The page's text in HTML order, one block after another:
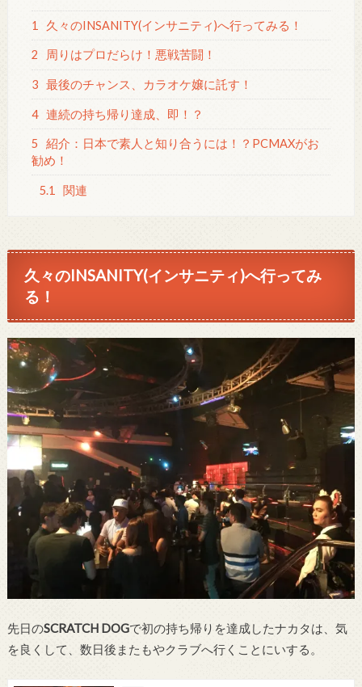
1 久々のINSANITY(インサニティ)へ行ってみる！
2 周りはプロだらけ！悪戦苦闘！
3 最後のチャンス、カラオケ嬢に託す！
4 連続の持ち帰り達成、即！？
5
紹介：日本で素人と知り合うには！？PCMAXがお
勧め！
5.1 関連
久々のINSANITY(インサニティ)へ行ってみ
る！
先日のSCRATCH DOGで初の持ち帰りを達成したナカタは、気
を良くして、数日後またもやクラブへ行くことにいする。